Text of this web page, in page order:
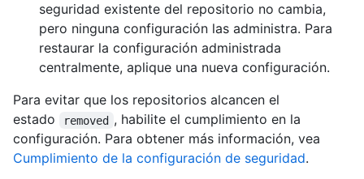
seguridad existente del repositorio no cambia,
pero ninguna configuración las administra. Para
restaurar la configuración administrada
centralmente, aplique una nueva configuración.
Para evitar que los repositorios alcancen el
estado
removed , habilite el cumplimiento en la
configuración. Para obtener más información, vea
Cumplimiento de la configuración de seguridad.